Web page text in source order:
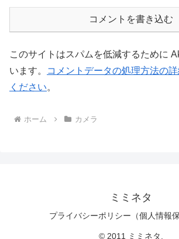
コメントを書き込む
このサイトはスパムを低減するために
います。
コメントデータの処理方法の
ください。
ホーム カメラ
ミミネタ
プライバシーポリシー（個人情報保
© 2011 ミミネタ.